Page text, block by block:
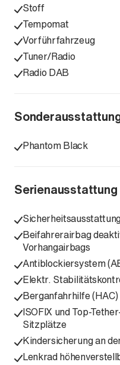
Stoff
Tempomat
Vorführfahrzeug
Tuner/Radio
Radio DAB
Phantom Black
Serienausstattung
Beifahrerairbag
Vorhangairbags
Antiblockiersystem
Elektr.
Berganfahrhilfe (HAC)
ISOFIX und Top-
Sitzplätze
Kindersicherung an
Lenkrad